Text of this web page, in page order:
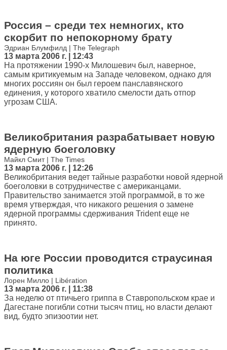
Россия – среди тех немногих, кто
скорбит по непокорному брату
Эдриан Блумфилд | The Telegraph
13 марта 2006 г. | 12:43
На протяжении 1990-х Милошевич был, наверное,
самым критикуемым на Западе человеком, однако для
многих россиян он был героем панславянского
единения, у которого хватило смелости дать отпор
угрозам США.
Великобритания разрабатывает новую
ядерную боеголовку
Майкл Смит | The Times
13 марта 2006 г. | 12:26
Великобритания ведет тайные разработки новой ядерной
боеголовки в сотрудничестве с американцами.
Правительство занимается этой программой, в то же
время утверждая, что никакого решения о замене
ядерной программы сдерживания Trident еще не
принято.
На юге России проводится страусиная
политика
Лорен Милло | Libération
13 марта 2006 г. | 11:38
За неделю от птичьего гриппа в Ставропольском крае и
Дагестане погибли сотни тысяч птиц, но власти делают
вид, будто эпизоотии нет.